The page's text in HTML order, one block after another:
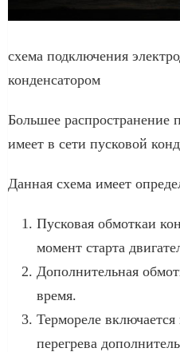
схема подключения
конденсатором
Большее распространение
имеет в сети пусковой
Данная схема имеет
Пусковая обмоткаи
момент старта
Дополнительная
время.
Термореле
перегрева